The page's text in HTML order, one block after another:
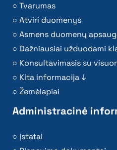
Tvarumas
Atviri duomenys
Asmens duomenų
Dažniausiai užduodami
Konsultavimasis su
Kita informacija ↓
Žemėlapiai
Administracinė
Įstatai